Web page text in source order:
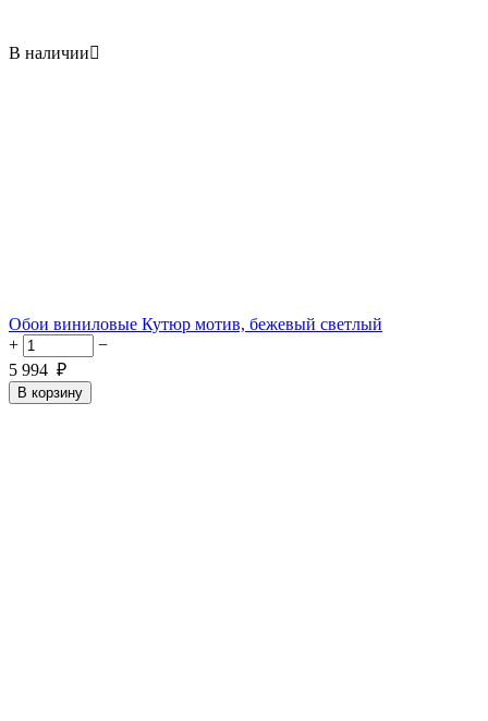
В наличии
Обои виниловые Кутюр мотив, бежевый светлый
+
−
5 994 ₽
В корзину